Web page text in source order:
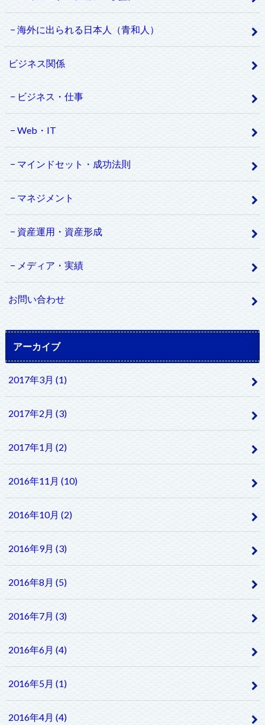
海外に出られる日本人（青和人）
ビジネス関係
ビジネス・仕事
Web・IT
マインドセット・成功法則
マネジメント
資産運用・資産形成
メディア・実績
お問い合わせ
アーカイブ
2017年3月 (1)
2017年2月 (3)
2017年1月 (2)
2016年11月 (10)
2016年10月 (2)
2016年9月 (3)
2016年8月 (5)
2016年7月 (3)
2016年6月 (4)
2016年5月 (1)
2016年4月 (4)